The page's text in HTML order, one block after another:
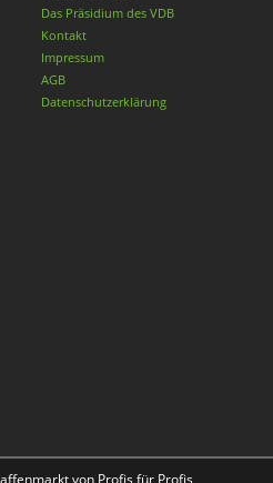
Das Präsidium des VDB
Kontakt
Impressum
AGB
Datenschutzerklärung
von Profis für Profis